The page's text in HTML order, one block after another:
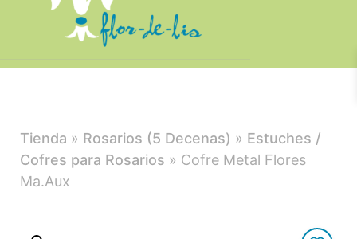
Tienda » Rosarios (5 Decenas) » Estuches /
Cofres para Rosarios » Cofre Metal Flores
Ma.Aux